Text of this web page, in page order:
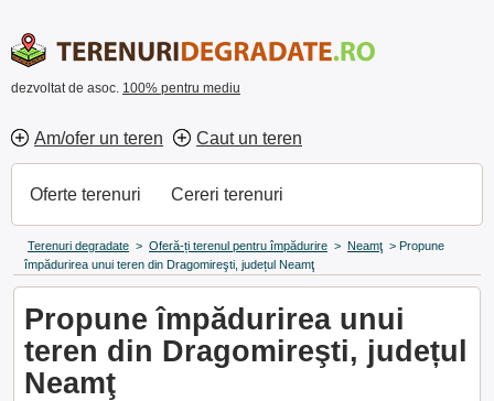
dezvoltat de asoc. 100% pentru mediu
Am/ofer un teren Caut un teren
Oferte terenuri Cereri terenuri
Terenuri degradate > Oferă-ți terenul pentru împădurire > Neamţ > Propune
împădurirea unui teren din Dragomireşti, județul Neamţ
Propune împădurirea unui
teren din Dragomireşti, județul
Neamţ